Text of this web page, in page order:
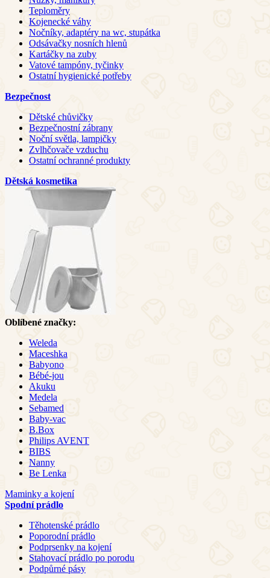
Teploměry
Kojenecké váhy
Nočníky, adaptéry na wc, stupátka
Odsávačky nosních hlenů
Kartáčky na zuby
Vatové tampóny, tyčinky
Ostatní hygienické potřeby
Bezpečnost
Dětské chůvičky
Bezpečnostní zábrany
Noční světla, lampičky
Zvlhčovače vzduchu
Ostatní ochranné produkty
Dětská kosmetika
Oblíbené značky:
Weleda
Maceshka
Babyono
Bébé-jou
Akuku
Medela
Sebamed
Baby-vac
B.Box
Philips AVENT
BIBS
Nanny
Be Lenka
Maminky a kojení
Spodní prádlo
Těhotenské prádlo
Poporodní prádlo
Podprsenky na kojení
Stahovací prádlo po porodu
Podpůrné pásy